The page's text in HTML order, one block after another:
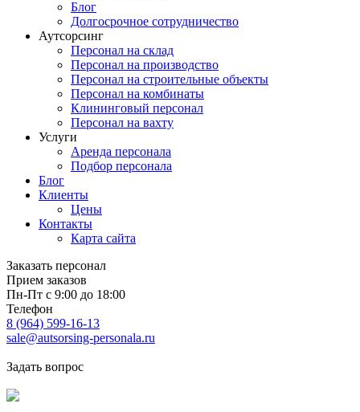
Блог
Долгосрочное сотрудничество
Аутсорсинг
Персонал на склад
Персонал на производство
Персонал на строительные объекты
Персонал на комбинаты
Клининговый персонал
Персонал на вахту
Услуги
Аренда персонала
Подбор персонала
Блог
Клиенты
Цены
Контакты
Карта сайта
Заказать персонал
Прием заказов
Пн-Пт с 9:00 до 18:00
Телефон
8 (964) 599-16-13
sale@autsorsing-personala.ru
Задать вопрос